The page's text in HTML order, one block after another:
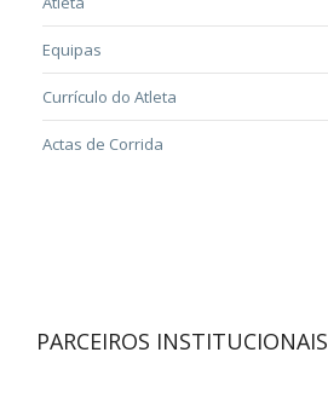
Equipas
Currículo do Atleta
Actas de Corrida
PARCEIROS INSTITUCIONAIS